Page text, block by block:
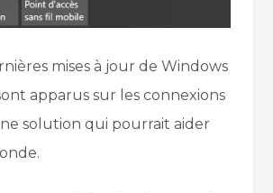
mises à jour de Windows
apparus sur les connexions
solution qui pourrait aider